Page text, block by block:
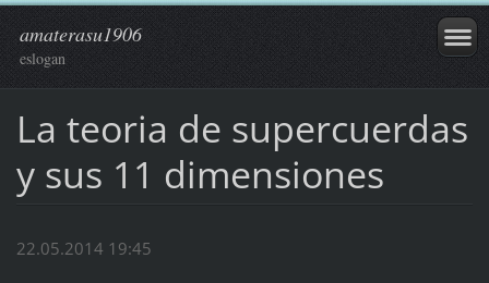
amaterasu1906
eslogan
La teoria de supercuerdas
y sus 11 dimensiones
22.05.2014 19:45